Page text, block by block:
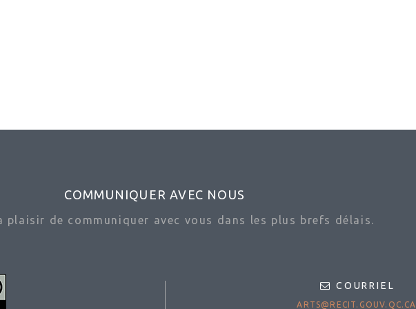
COMMUNIQUER AVEC NOUS
plaisir de communiquer avec vous dans les plus brefs délais.
COURRIEL
ARTS@RECIT.GOUV.QC.CA